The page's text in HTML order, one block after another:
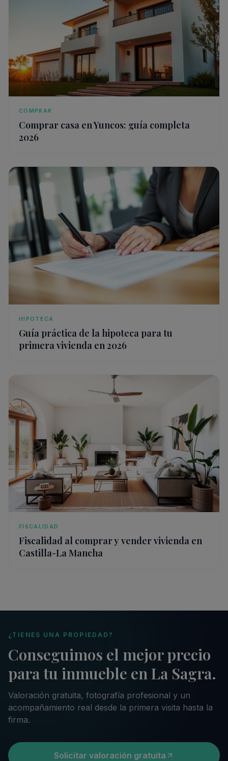
COMPRAR
Comprar casa en Yuncos: guía completa
2026
HIPOTECA
Guía práctica de la hipoteca para tu
primera vivienda en 2026
FISCALIDAD
Fiscalidad al comprar y vender vivienda en
Castilla-La Mancha
¿TIENES UNA PROPIEDAD?
Conseguimos el mejor precio
para tu inmueble en La Sagra.
Valoración gratuita, fotografía profesional y un
acompañamiento real desde la primera visita hasta la
firma.
Solicitar valoración gratuita